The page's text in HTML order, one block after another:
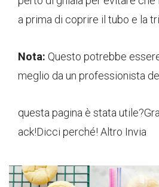
a prima di coprire il tubo e la
Nota: Questo potrebbe
meglio da un professionista
questa pagina è stata utile?
ack!Dicci perché! Altro Invia